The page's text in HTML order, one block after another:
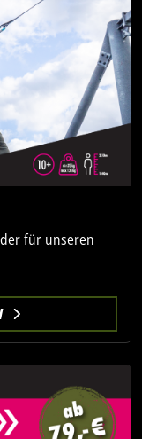
für unseren